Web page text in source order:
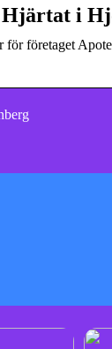
i
företaget